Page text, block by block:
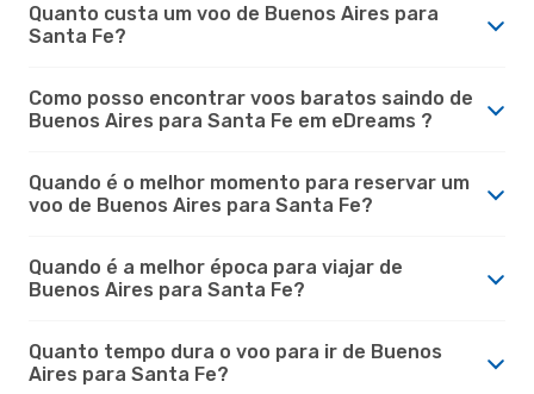
Quanto custa um voo de Buenos Aires para
Santa Fe?
Como posso encontrar voos baratos saindo de
Buenos Aires para Santa Fe em eDreams ?
Quando é o melhor momento para reservar um
voo de Buenos Aires para Santa Fe?
Quando é a melhor época para viajar de
Buenos Aires para Santa Fe?
Quanto tempo dura o voo para ir de Buenos
Aires para Santa Fe?